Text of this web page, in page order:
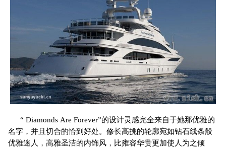
“ Diamonds Are Forever”的设计灵感完全来自于她那优雅的
名字，并且切合的恰到好处。修长高挑的轮廓宛如钻石线条般
优雅迷人，高雅圣洁的内饰风，比雍容华贵更加使人为之倾